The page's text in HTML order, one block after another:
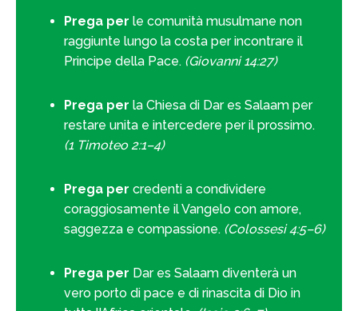
Prega per le comunità musulmane non
raggiunte lungo la costa per incontrare il
Principe della Pace. (Giovanni 14:27)
Prega per la Chiesa di Dar es Salaam per
restare unita e intercedere per il prossimo.
(1 Timoteo 2:1–4)
Prega per credenti a condividere
coraggiosamente il Vangelo con amore,
saggezza e compassione. (Colossesi 4:5–6)
Prega per Dar es Salaam diventerà un
vero porto di pace e di rinascita di Dio in